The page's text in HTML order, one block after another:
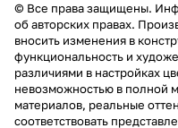
© Все права защищены.
об авторских правах.
вносить изменения в
функциональность и
различиями в настройках
невозможностью в полной
материалов, реальные
соответствовать